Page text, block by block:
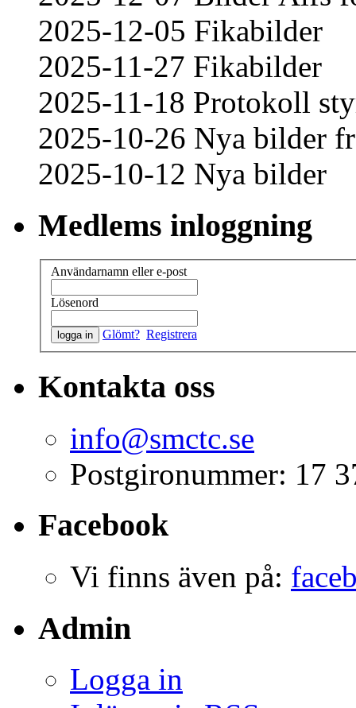
2025-12-05 Fikabilder
2025-11-27 Fikabilder
2025-11-18 Protokoll
2025-10-26 Nya bilder
2025-10-12 Nya bilder
Medlems inloggning
Användarnamn eller e-post
Lösenord
Glömt? Registrera
Kontakta oss
info@smctc.se
Postgironummer: 17
Facebook
Vi finns även på:
Admin
Logga in